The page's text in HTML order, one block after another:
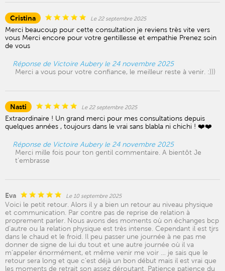
Cristina Le 22 septembre 2025
Merci beaucoup pour cette consultation je reviens très vite vers
vous Merci encore pour votre gentillesse et empathie Prenez soin
de vous
Réponse de Victoire Aubery le 24 novembre 2025
Merci a vous pour votre confiance, le meilleur reste à venir. :)))
Nasti Le 22 septembre 2025
Extraordinaire ! Un grand merci pour mes consultations depuis
quelques années , toujours dans le vrai sans blabla ni chichi ! ❤️❤️
Réponse de Victoire Aubery le 24 novembre 2025
Merci mille fois pour ton gentil commentaire. A bientôt Je
t'embrasse
Eva Le 10 septembre 2025
Voici le petit retour. Alors il y a bien un retour au niveau physique
et communication. Par contre pas de reprise de relation à
proprement parler. Nous avons des moments où on échanges bcp
d’autre ou la relation physique est très intense. Cependant il est tjrs
dans le chaud et le froid. Il peu passer une journée à ne pas me
donner de signe de lui du tout et une autre journée où il va
m’appeler énormément, et même venir me voir … je sais que le
retour sera long et que c’est déjà un bon début mais il est vrai que
les moments de retrait son assez déroutant. Patience patience du